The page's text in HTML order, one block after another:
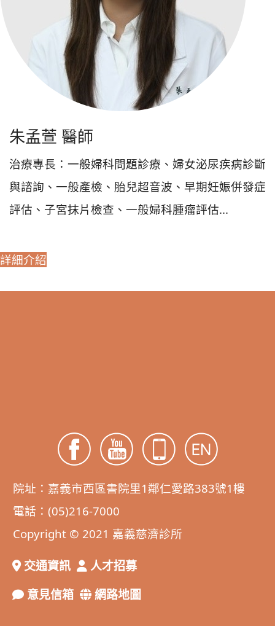
朱孟萱 醫師
治療專長：一般婦科問題診療、婦女泌尿疾病診斷
與諮詢、一般產檢、胎兒超音波、早期妊娠併發症
評估、子宮抹片檢查、一般婦科腫瘤評估...
詳細介紹
院址：嘉義市西區書院里1鄰仁愛路383號1樓
電話：(05)216-7000
Copyright © 2021 嘉義慈濟診所
交通資訊
人才招募
意見信箱
網路地圖